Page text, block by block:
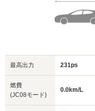
最高出力 231ps
燃費
(JC08モード)
0.0km/L